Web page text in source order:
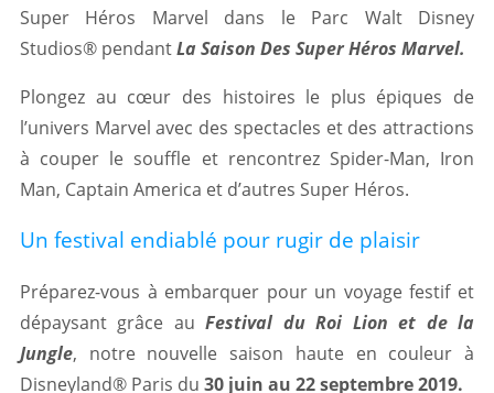
Super Héros Marvel dans le Parc Walt Disney
Studios® pendantLa Saison Des Super Héros Marvel.
Plongez au cœur des histoires le plus épiques de
l’univers Marvel avec des spectacles et des attractions
à couper le souffle et rencontrez Spider-Man, Iron
Man, Captain America et d’autres Super Héros.
Un festival endiablé pour rugir de plaisir
Préparez-vous à embarquer pour un voyage festif et
dépaysant grâce auFestival du Roi Lion et de la
Jungle, notre nouvelle saison haute en couleur à
Disneyland® Paris du 30 juin au 22 septembre 2019.